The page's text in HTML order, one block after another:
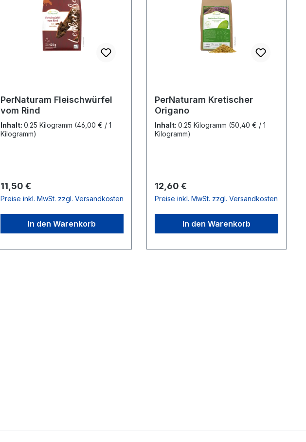
PerNaturam Fleischwürfel
vom Rind
Inhalt: 0.25 Kilogramm (46,00 € / 1
Kilogramm)
Regulärer Preis:
11,50 €
Preise inkl. MwSt. zzgl. Versandkosten
In den Warenkorb
PerNaturam Kretischer
Origano
Inhalt:0.25 Kilogramm (50,40 € / 1
Kilogramm)
Regulärer Preis:
12,60 €
Preise inkl. MwSt. zzgl. Versandkosten
In den Warenkorb